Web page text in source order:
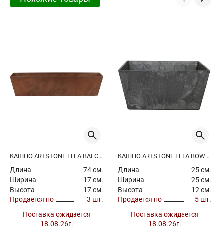
КАШПО ARTSTONE ELLA BALCONY OAK
Длина
74 см.
Ширина
17 см.
Высота
17 см.
Продается по
3 шт.
Поставка ожидается
18.08.26г.
КАШПО ARTSTONE ELLA BOWL BLACK
Длина
25 см.
Ширина
25 см.
Высота
12 см.
Продается по
5 шт.
Поставка ожидается
18.08.26г.